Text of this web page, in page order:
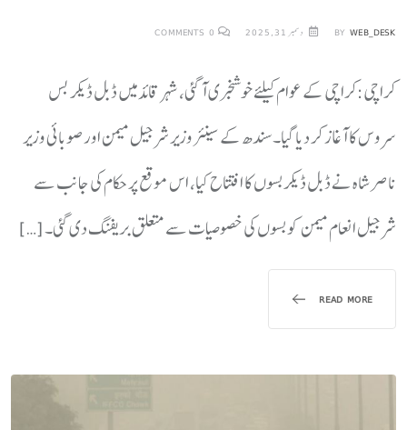
BY WEB_DESK دسمبر 31, 2025 0
کراچی:کراچی کے عوام کیلئے خوشخبری آ گئی، شہر قائد میں ڈبل ڈیکر بس
سروس کا آغاز کر دیا گیا۔سندھ کے سینئر وزیر شرجیل میمن اور صوبائی وزیر
ناصر شاہ نے ڈبل ڈیکر بسوں کا افتتاح کیا، اس موقع پر حکام کی جانب سے
شرجیل انعام میمن کو بسوں کی خصوصیات سے متعلق بریفنگ دی گئی۔ […]
READ MORE